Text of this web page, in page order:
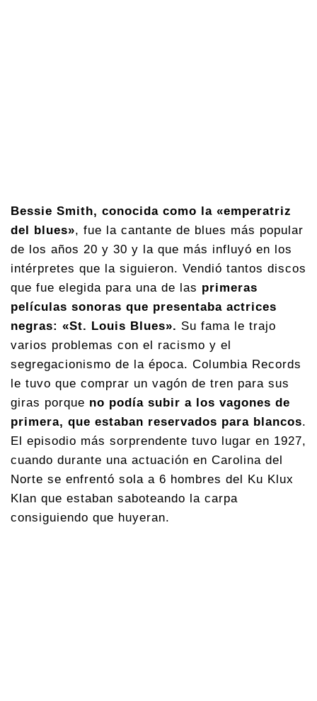
Bessie Smith, conocida como la «emperatriz
del blues», fue la cantante de blues más popular
de los años 20 y 30 y la que más influyó en los
intérpretes que la siguieron. Vendió tantos discos
que fue elegida para una de las primeras
películas sonoras que presentaba actrices
negras: «St. Louis Blues». Su fama le trajo
varios problemas con el racismo y el
segregacionismo de la época. Columbia Records
le tuvo que comprar un vagón de tren para sus
giras porque no podía subir a los vagones de
primera, que estaban reservados para blancos.
El episodio más sorprendente tuvo lugar en 1927,
cuando durante una actuación en Carolina del
Norte se enfrentó sola a 6 hombres del Ku Klux
Klan que estaban saboteando la carpa
consiguiendo que huyeran.